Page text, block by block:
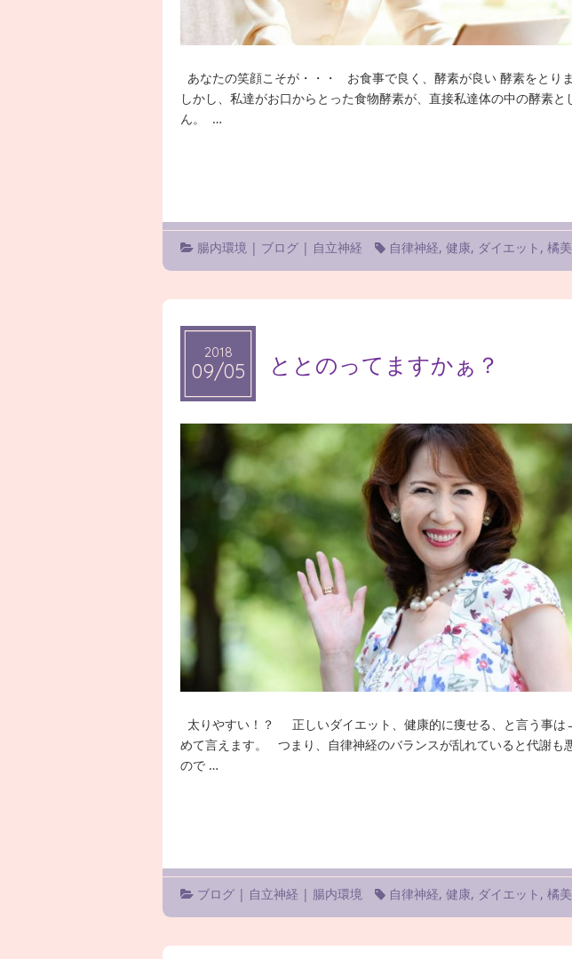
あなたの笑顔こそが・・・ お食事で良く、酵素が良い 酵素をとり
しかし、私達がお口からとった食物酵素が、直接私達体の中の酵素
ん。 …
腸内環境 | ブログ | 自立神経 自律神経,健康, ダイエット ,橘
2018
09/05
2018
09/05 ととのってますかぁ？
太りやすい！？ 正しいダイエット、健康的に痩せる、と言う事は
めて言えます。 つまり、自律神経のバランスが乱れていると代謝も
ので …
ブログ | 自立神経 | 腸内環境 自律神経,健康, ダイエット ,橘